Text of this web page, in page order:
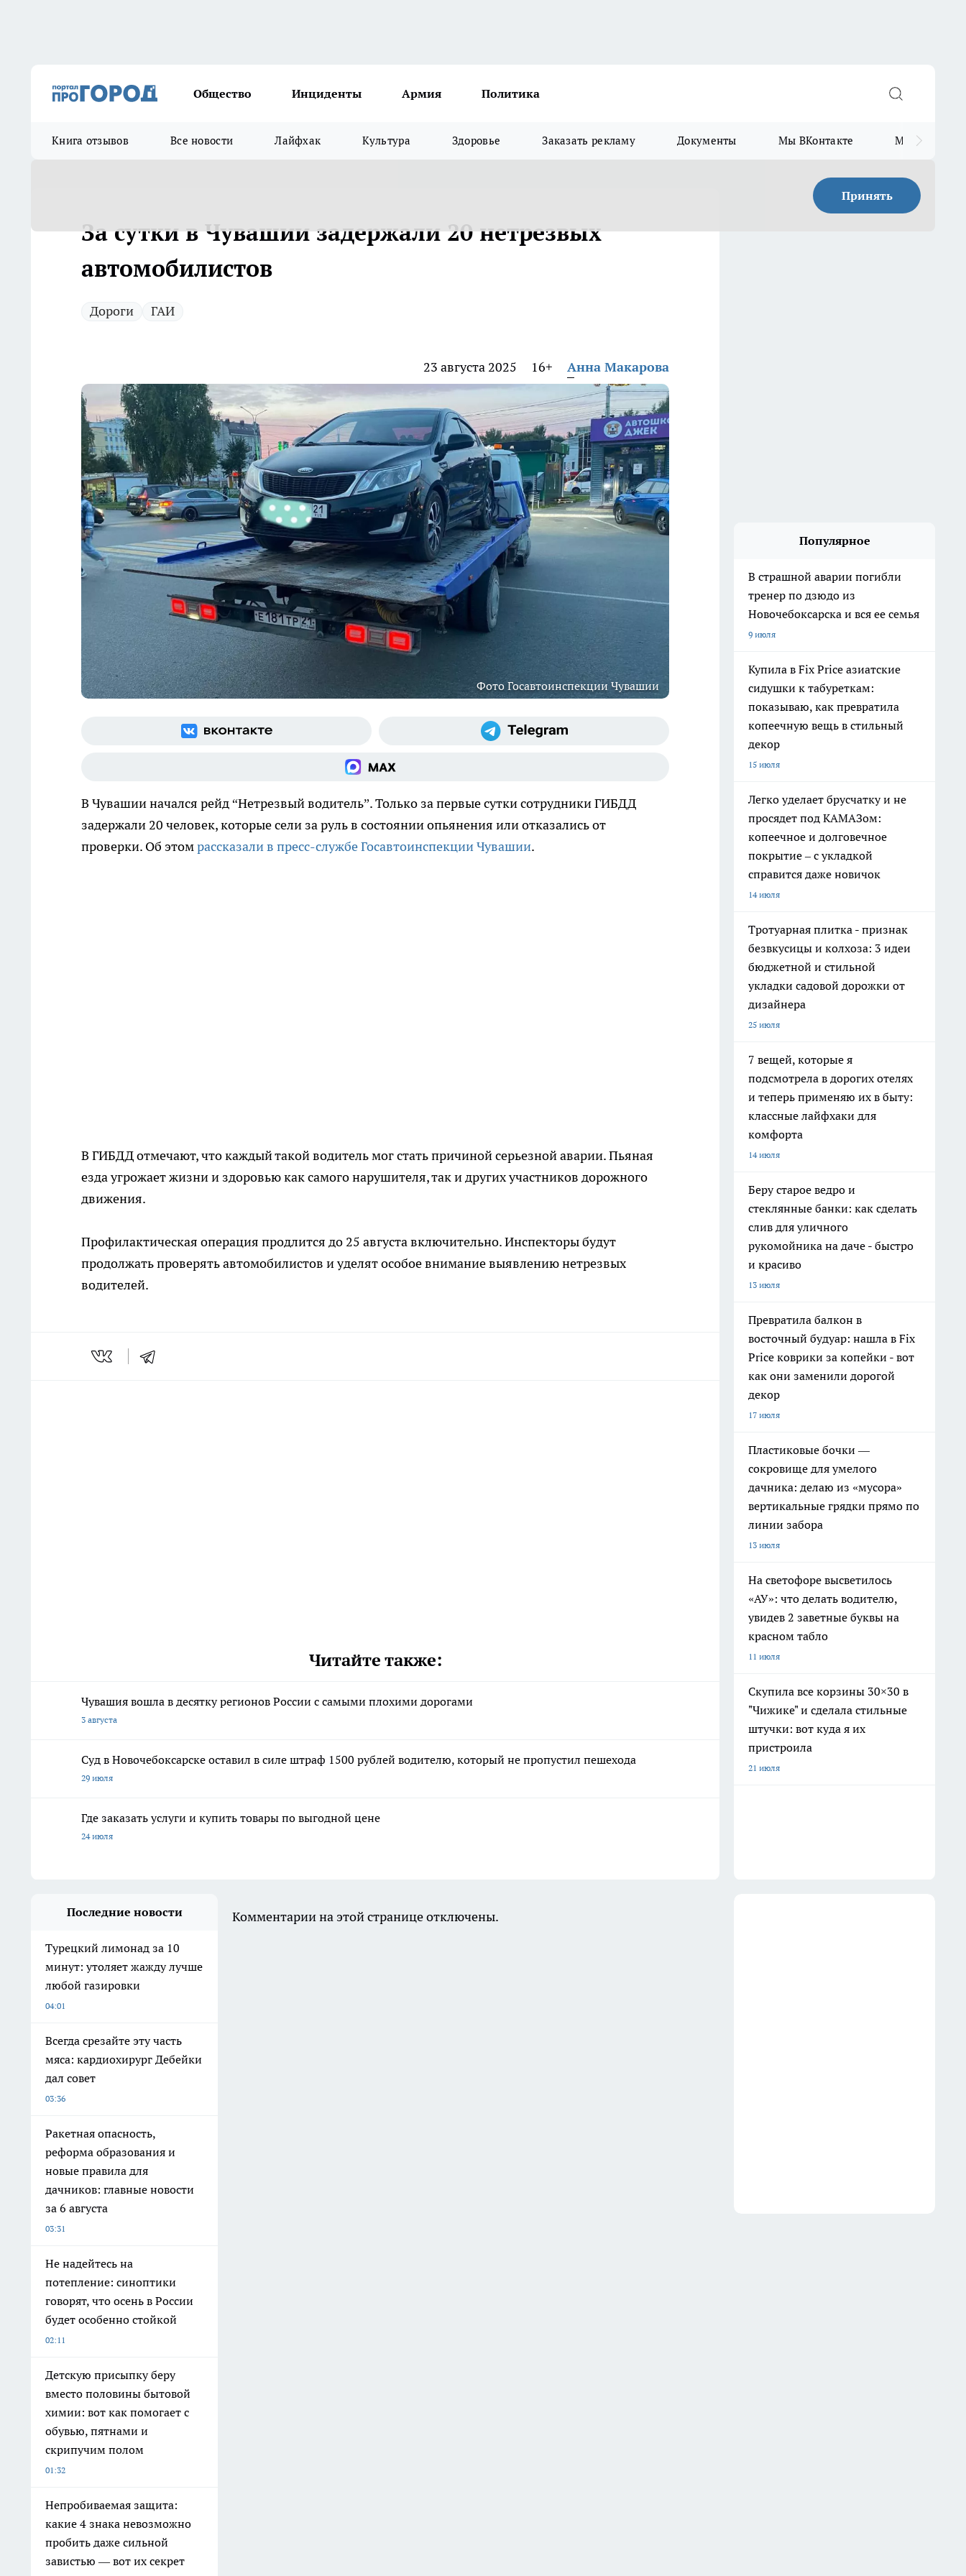
Общество Инциденты Армия Политика
Книга отзывов Все новости Лайфхак Культура Здоровье Заказать рекламу Документы Мы ВКонтакте Мы в
Принять
За сутки в Чувашии задержали 20 нетрезвых
автомобилистов
Дороги ГАИ
23 августа 2025 16+ Анна Макарова
Фото Госавтоинспекции Чувашии
В Чувашии начался рейд “Нетрезвый водитель”. Только за первые сутки сотрудники ГИБДД
задержали 20 человек, которые сели за руль в состоянии опьянения или отказались от
проверки. Об этомрассказали в пресс-службе Госавтоинспекции Чувашии.
В ГИБДД отмечают, что каждый такой водитель мог стать причиной серьезной аварии. Пьяная
езда угрожает жизни и здоровью как самого нарушителя, так и других участников дорожного
движения.
Профилактическая операция продлится до 25 августа включительно. Инспекторы будут
продолжать проверять автомобилистов и уделят особое внимание выявлению нетрезвых
водителей.
Читайте также:
Чувашия вошла в десятку регионов России с самыми плохими дорогами
3 августа
Суд в Новочебоксарске оставил в силе штраф 1500 рублей водителю, который не пропустил пешехода
29 июля
Где заказать услуги и купить товары по выгодной цене
24 июля
Популярное
В страшной аварии погибли
тренер по дзюдо из
Новочебоксарска и вся ее семья
9 июля
Купила в Fix Price азиатские
сидушки к табуреткам:
показываю, как превратила
копеечную вещь в стильный
декор
15 июля
Легко уделает брусчатку и не
просядет под КАМАЗом:
копеечное и долговечное
покрытие – с укладкой
справится даже новичок
14 июля
Тротуарная плитка - признак
безвкусицы и колхоза: 3 идеи
бюджетной и стильной
укладки садовой дорожки от
дизайнера
25 июля
7 вещей, которые я
подсмотрела в дорогих отелях
и теперь применяю их в быту:
классные лайфхаки для
комфорта
14 июля
Беру старое ведро и
стеклянные банки: как сделать
слив для уличного
рукомойника на даче - быстро
и красиво
13 июля
Превратила балкон в
восточный будуар: нашла в Fix
Price коврики за копейки - вот
как они заменили дорогой
декор
17 июля
Пластиковые бочки —
сокровище для умелого
дачника: делаю из «мусора»
вертикальные грядки прямо по
линии забора
13 июля
На светофоре высветилось
«АУ»: что делать водителю,
увидев 2 заветные буквы на
красном табло
11 июля
Скупила все корзины 30×30 в
"Чижике" и сделала стильные
штучки: вот куда я их
пристроила
21 июля
Последние новости
Турецкий лимонад за 10
минут: утоляет жажду лучше
любой газировки
04:01
Всегда срезайте эту часть
мяса: кардиохирург Дебейки
дал совет
03:36
Ракетная опасность,
реформа образования и
новые правила для
дачников: главные новости
за 6 августа
03:31
Не надейтесь на
потепление: синоптики
говорят, что осень в России
будет особенно стойкой
02:11
Детскую присыпку беру
вместо половины бытовой
химии: вот как помогает с
обувью, пятнами и
скрипучим полом
01:32
Непробиваемая защита:
какие 4 знака невозможно
пробить даже сильной
завистью — вот их секрет
Комментарии на этой странице отключены.